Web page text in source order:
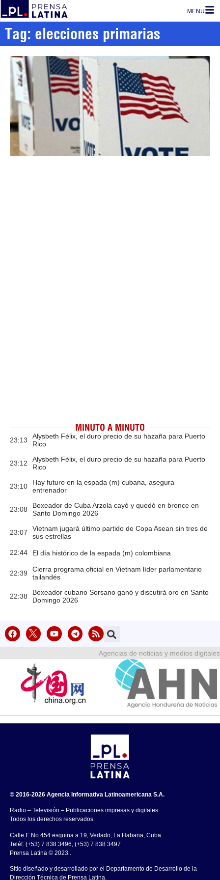
MENU
Tag: elecciones primarias
MINUTO A MINUTO
23:13
Alysbeth Félix, el duro precio de su hazaña para Puerto
Rico
23:12
Alysbeth Félix, el duro precio de su hazaña para Puerto
Rico
23:10
Hay futuro en la espada (m) cubana, asegura
entrenador
23:08
Boxeador de Cuba Arzola cayó y quedó en bronce en
Santo Domingo 2026
23:07
Vietnam jugará último partido de Copa Asean sin tres de
sus estrellas
22:44 El día histórico de la espada (m) colombiana
22:39
Cierra programa oficial en Vietnam líder parlamentario
tailandés
22:38
Boxeador cubano Sorsano ganó y discutirá oro en Santo
Domingo 2026
Agencias de noticias y medios digitales
© 2016-2026 Agencia Informativa Latinoamericana S.A.
Radio – Televisión – Publicaciones impresas y digitales.
Todos los derechos reservados.
Calle E No.454 esquina a 19, Vedado, La Habana, Cuba.
Teléf: (+53) 7 838 3496, (+53) 7 838 3497
Prensa Latina © 2023 .
Sitio diseñado y desarrollado por el Departamento de Desarrollo de la
Dirección Técnica de Prensa Latina.